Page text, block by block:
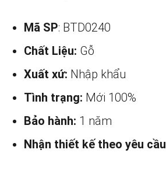
Mã SP: BTD0240
Chất Liệu: Gỗ
Xuất xứ: Nhập khẩu
Tình trạng: Mới 100%
Bảo hành: 1 năm
Nhận thiết kế theo yêu cầu